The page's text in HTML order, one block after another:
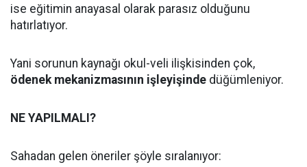
ise eğitimin anayasal olarak parasız olduğunu
hatırlatıyor.
Yani sorunun kaynağı okul-veli ilişkisinden çok,
ödenek mekanizmasının işleyişinde düğümleniyor.
NE YAPILMALI?
Sahadan gelen öneriler şöyle sıralanıyor: